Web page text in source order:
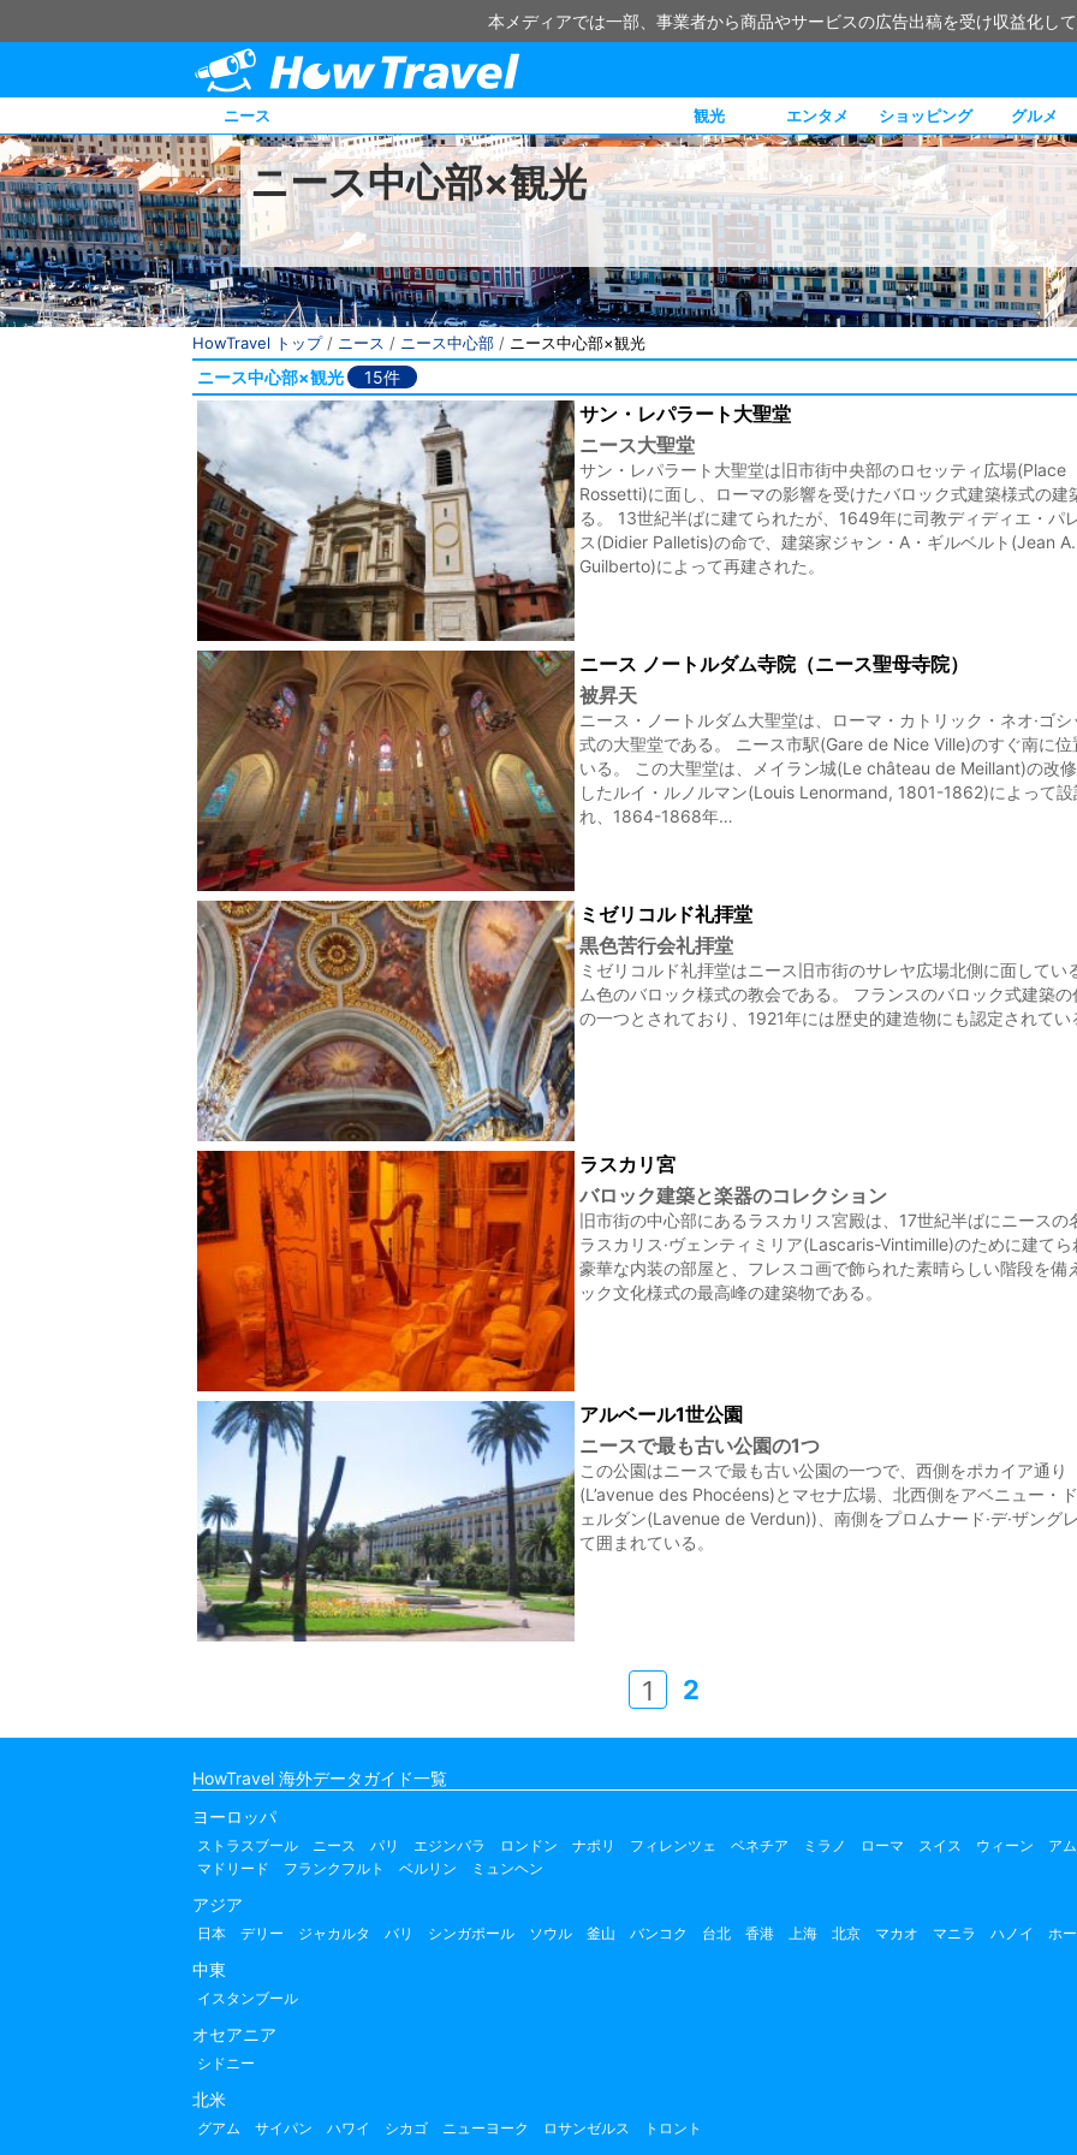
本メディアでは一部、事業者から商品やサービスの広告出稿を受け収益化し
ニース 観光 エンタメ ショッピング グルメ
ニース中心部×観光
HowTravel トップ/ ニース / ニース中心部 / ニース中心部×観光
ニース中心部×観光 15件
サン・レパラート大聖堂
ニース大聖堂
サン・レパラート大聖堂は旧市街中央部のロセッティ広場(Place
Rossetti)に面し、ローマの影響を受けたバロック式建築様式の建
る。 13世紀半ばに建てられたが、1649年に司教ディディエ・パ
ス(Didier Palletis)の命で、建築家ジャン・A・ギルベルト(Jean A.
Guilberto)によって再建された。
ニース ノートルダム寺院（ニース聖母寺院）
被昇天
ニース・ノートルダム大聖堂は、ローマ・カトリック・ネオ·ゴシ
式の大聖堂である。 ニース市駅(Gare de Nice Ville)のすぐ南に位
いる。 この大聖堂は、メイラン城(Le château de Meillant)の改
したルイ・ルノルマン(Louis Lenormand, 1801-1862)によって設
れ、1864-1868年…
ミゼリコルド礼拝堂
黒色苦行会礼拝堂
ミゼリコルド礼拝堂はニース旧市街のサレヤ広場北側に面してい
ム色のバロック様式の教会である。 フランスのバロック式建築の
の一つとされており、1921年には歴史的建造物にも認定されてい
ラスカリ宮
バロック建築と楽器のコレクション
旧市街の中心部にあるラスカリス宮殿は、17世紀半ばにニースの
ラスカリス·ヴェンティミリア(Lascaris-Vintimille)のために建てら
豪華な内装の部屋と、フレスコ画で飾られた素晴らしい階段を備
ック文化様式の最高峰の建築物である。
アルベール1世公園
ニースで最も古い公園の1つ
この公園はニースで最も古い公園の一つで、西側をポカイア通り
(L’avenue des Phocéens)とマセナ広場、北西側をアベニュー・
ェルダン(Lavenue de Verdun))、南側をプロムナード·デ·ザング
て囲まれている。
1 2
HowTravel 海外データガイド一覧
ヨーロッパ
ストラスブール ニース パリ エジンバラ ロンドン ナポリ フィレンツェ ベネチア ミラノ ローマ スイス ウィーン ア
マドリード
フランクフルト ベルリン ミュンヘン
アジア
日本 デリー ジャカルタ バリ シンガポール ソウル 釜山 バンコク 台北 香港 上海 北京 マカオ マニラ ハノイ ホ
中東
イスタンブール
オセアニア
シドニー
北米
グアム サイパン ハワイ シカゴ ニューヨーク ロサンゼルス トロント